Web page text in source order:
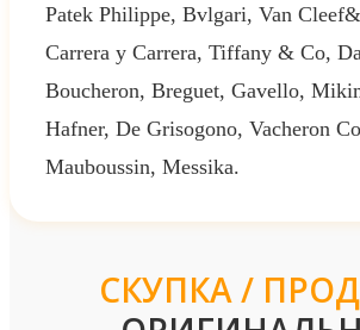
Patek Philippe, Bvlgari, Van
Carrera y Carrera, Tiffany & Co,
Boucheron, Breguet, Gavello,
Hafner, De Grisogono, Vacheron
Mauboussin, Messika.
СКУПКА /